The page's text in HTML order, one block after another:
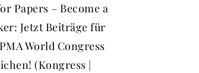
Papers – Become a
Jetzt Beiträge für
World Congress
(Kongress |